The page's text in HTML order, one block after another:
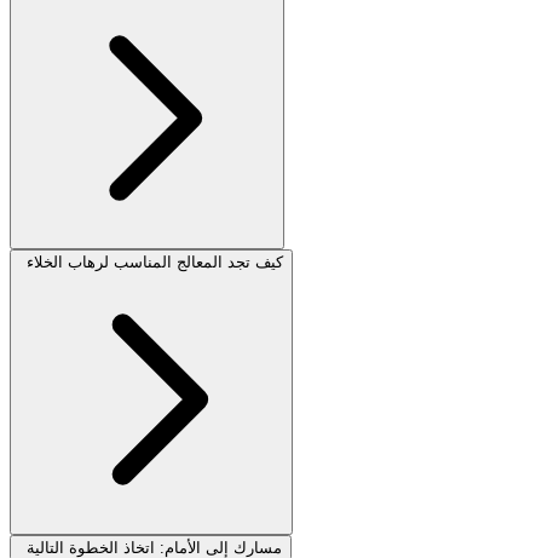
كيف تجد المعالج المناسب لرهاب الخلاء
مسارك إلى الأمام: اتخاذ الخطوة التالية